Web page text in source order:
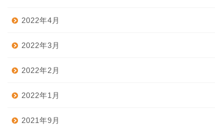
2022年4月
2022年3月
2022年2月
2022年1月
2021年9月